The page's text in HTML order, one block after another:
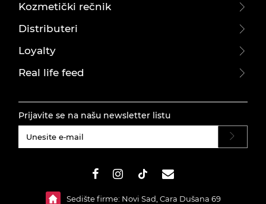
Kozmetički rečnik
Distributeri
Loyalty
Real life feed
Prijavite se na našu newsletter listu
Sedište firme: Novi Sad, Cara Dušana 69